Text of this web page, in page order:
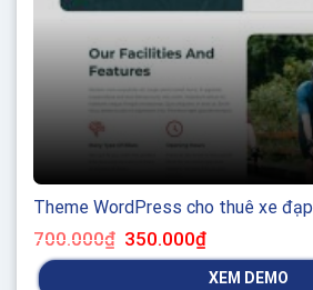
Theme WordPress cho thuê xe đạp
700.000₫ Giá
gốc
là:
350.000₫Giá
tại
là:
XEM DEMO